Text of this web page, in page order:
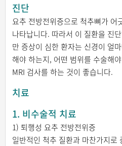
진단
요추 전방전위증으로 척추뼈가 어
나타납니다. 따라서 이 질환을 진
만 증상이 심한 환자는 신경이 얼
해야 하는지, 어떤 범위를 수술해
MRI 검사를 하는 것이 좋습니다.
치료
1. 비수술적 치료
1) 퇴행성 요추 전방전위증
일반적인 척추 질환과 마찬가지로